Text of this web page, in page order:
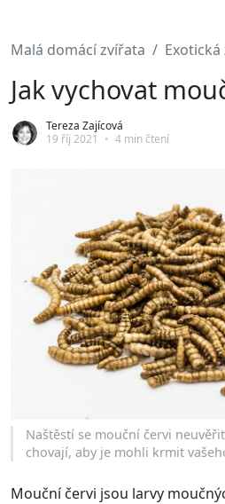
Malá domácí zvířata
Jak vychovat
Tereza Zajícová
19 říj 2021
• 4 min čtení
Naštěstí se mouční červi
chovají, aby je mohli krmit
Mouční červi jsou larvy